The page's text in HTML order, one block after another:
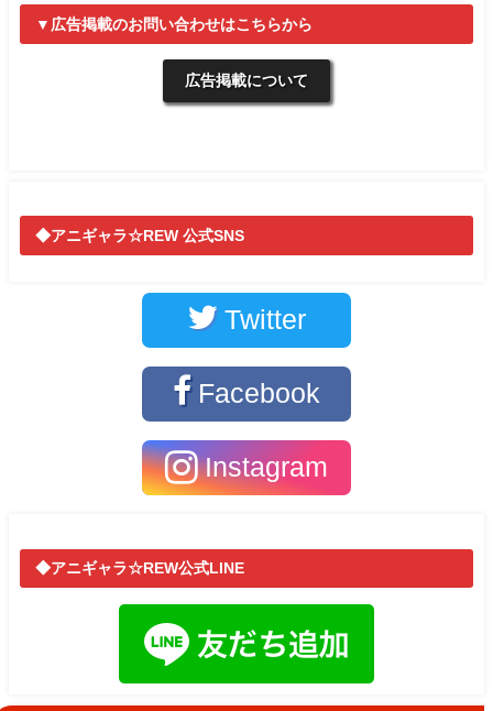
▼広告掲載のお問い合わせはこちらから
広告掲載について
◆アニギャラ☆REW 公式SNS
Twitter
Facebook
Instagram
◆アニギャラ☆REW公式LINE